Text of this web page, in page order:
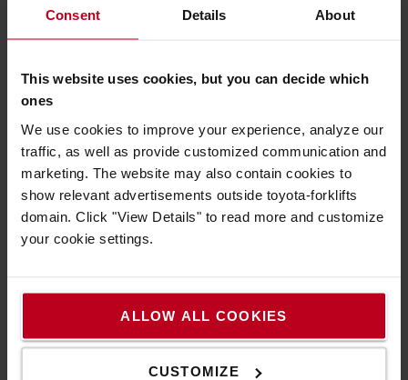
Consent Details About
This website uses cookies, but you can decide which
ones
We use cookies to improve your experience, analyze our
traffic, as well as provide customized communication and
marketing. The website may also contain cookies to
show relevant advertisements outside toyota-forklifts
domain. Click "View Details" to read more and customize
your cookie settings.
ALLOW ALL COOKIES
CUSTOMIZE
Sie haben eine allgemeine Anfrage?
Dann kontaktieren Sie uns jetzt per Telefon oder
Mail:
Dr.-Alfred-Herrhausen-Allee 61, 47228 Duisburg
+49 2065 775-0
Unsere Öffnungszeiten
Mo bis Do: 8.00 - 17.00 Uhr, Fr: 8.00 - 14.00 Uhr, Sa
bis So: geschlossen